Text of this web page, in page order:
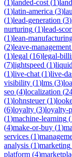
(1)landed-cost (1)
(1)latin-america (3)
(1)lead-generation (3)
nurturing (1)lead-
(1)lean-
(2)leave-management
(1)legal (16)legal-
(7)lightspeed (1)liquid
(1)live-chat (1)live-
visibility (1)lms (3)
seo (4)localization (
(1)lohnsteuer(1)
(6)loyalty (3)loyalty-
(1)machine-learning (
(4)make-or-buy (1)
services (1)
analysis (1)marketing
platform (4)